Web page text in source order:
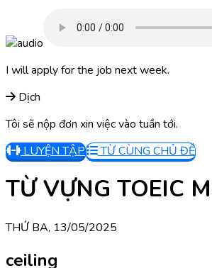
I will apply for the job next week.
Dịch
Tôi sẽ nộp đơn xin việc vào tuần tới.
LUYỆN TẬP
TỪ CÙNG CHỦ ĐỀ
TỪ VỰNG TOEIC
THỨ BA, 13/05/2025
ceiling